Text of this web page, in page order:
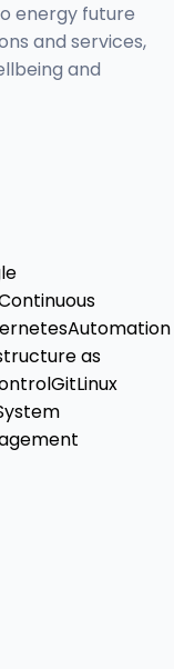
energy future
and services,
and
Automation
as
GitLinux